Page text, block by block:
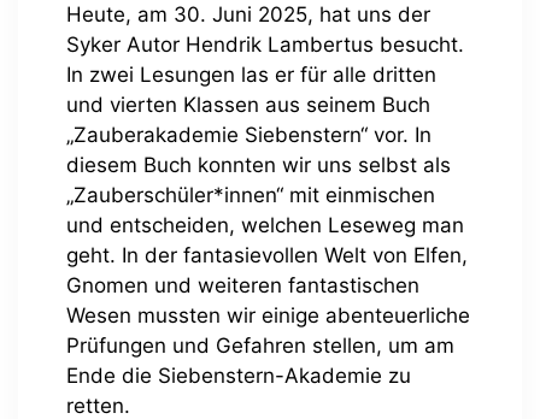
Heute, am 30. Juni 2025, hat uns der
Syker Autor Hendrik Lambertus besucht.
In zwei Lesungen las er für alle dritten
und vierten Klassen aus seinem Buch
„Zauberakademie Siebenstern“ vor. In
diesem Buch konnten wir uns selbst als
„Zauberschüler*innen“ mit einmischen
und entscheiden, welchen Leseweg man
geht. In der fantasievollen Welt von Elfen,
Gnomen und weiteren fantastischen
Wesen mussten wir einige abenteuerliche
Prüfungen und Gefahren stellen, um am
Ende die Siebenstern-Akademie zu
retten.